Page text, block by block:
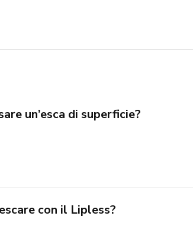
un’esca di superficie?
con il Lipless?